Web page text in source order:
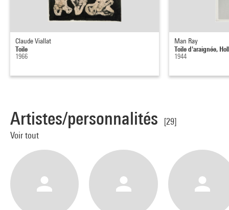
Claude Viallat
Toile
1966
Man Ray
Toile d'araignée,
1944
Artistes/personnalités
[29]
Voir tout